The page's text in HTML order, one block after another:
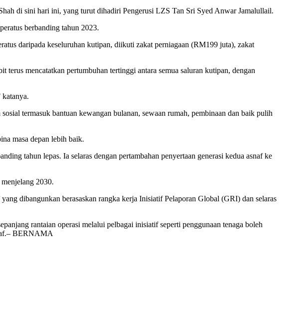
di sini hari ini, yang turut dihadiri Pengerusi LZS Tan Sri Syed Anwar Jamalullail.
berbanding tahun 2023.
daripada keseluruhan kutipan, diikuti zakat perniagaan (RM199 juta), zakat
mencatatkan pertumbuhan tertinggi antara semua saluran kutipan, dengan
katanya.
termasuk bantuan kewangan bulanan, sewaan rumah, pembinaan dan baik pulih
masa depan lebih baik.
tahun lepas. Ia selaras dengan pertambahan penyertaan generasi kedua asnaf ke
2030.
dibangunkan berasaskan rangka kerja Inisiatif Pelaporan Global (GRI) dan selaras
rantaian operasi melalui pelbagai inisiatif seperti penggunaan tenaga boleh
BERNAMA